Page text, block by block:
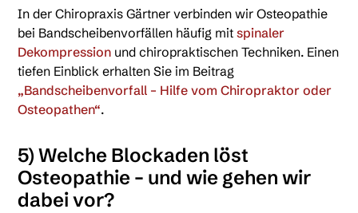
In der Chiropraxis Gärtner verbinden wir Osteopathie
bei Bandscheibenvorfällen häufig mitspinaler
Dekompression und chiropraktischen Techniken. Einen
tiefen Einblick erhalten Sie im Beitrag
„Bandscheibenvorfall – Hilfe vom Chiropraktor oder
Osteopathen“.
5) Welche Blockaden löst
Osteopathie – und wie gehen wir
dabei vor?